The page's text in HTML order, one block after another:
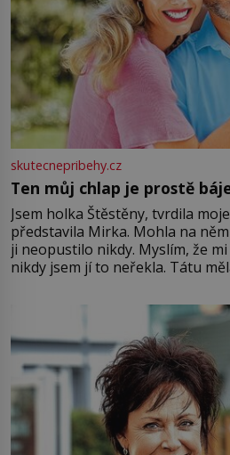
skutecnepribehy.cz
Ten můj chlap je prostě
Jsem holka Štěstěny, tvrdila
představila Mirka. Mohla na
ji neopustilo nikdy. Myslím, že
nikdy jsem jí to neřekla. Tátu
Jsme spolu moc rádi Tehdy byla